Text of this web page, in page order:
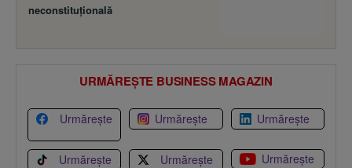
neconstituţională
URMĂREȘTE BUSINESS MAGAZIN
Urmărește Urmărește Urmărește
Urmărește Urmărește
Urmărește